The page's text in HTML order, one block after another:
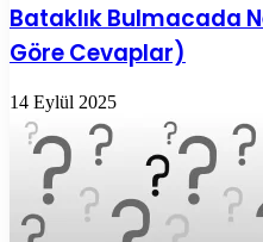
Bataklık Bulmacada
Göre Cevaplar)
14 Eylül 2025